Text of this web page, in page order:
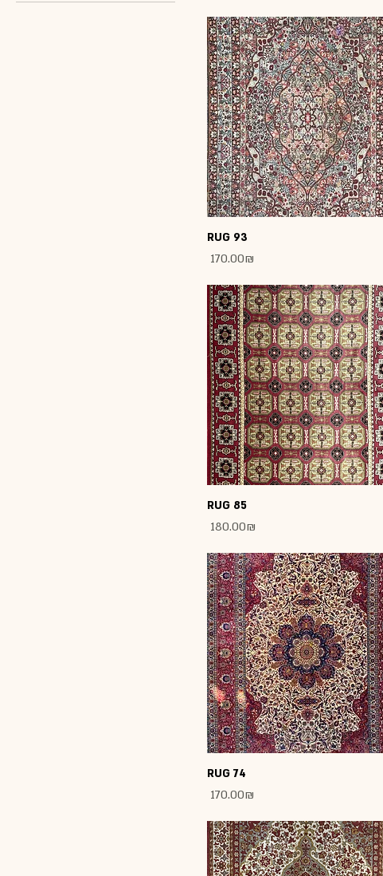
RUG 93
Price ‏170.00 ‏₪
RUG 85
Price ‏180.00 ‏₪
RUG 74
Price ‏170.00 ‏₪